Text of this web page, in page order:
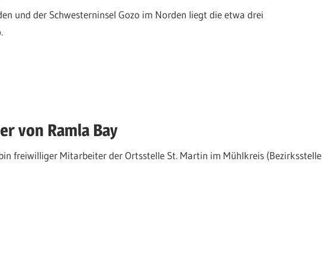
und der Schwesterninsel Gozo im Norden liegt die etwa drei
von Ramla Bay
freiwilliger Mitarbeiter der Ortsstelle St. Martin im Mühlkreis (Bezirksstelle